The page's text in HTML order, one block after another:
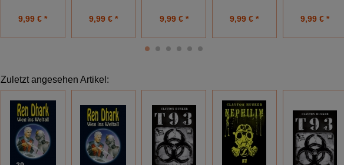
9,99 € * 9,99 € * 9,99 € * 9,99 € * 9,99 € *
Zuletzt angesehen Artikel: